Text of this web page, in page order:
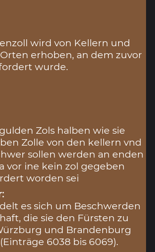
wird von Kellern und
erhoben, an dem zuvor
wurde.
Zols halben wie sie
Zolle von den kellern vnd
sollen werden an enden
vor ine kein zol gegeben
worden sei
es sich um Beschwerden
die sie den Fürsten zu
und Brandenburg
6038 bis 6069).